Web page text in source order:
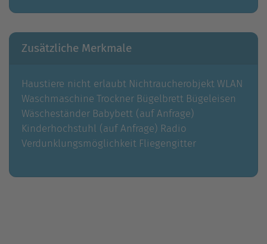
Zusätzliche Merkmale
Haustiere nicht erlaubt NichtraucherobjektWLAN
Waschmaschine Trockner Bügelbrett Bügeleisen
Wäscheständer Babybett (auf Anfrage)
Kinderhochstuhl (auf Anfrage) Radio
Verdunklungsmöglichkeit Fliegengitter